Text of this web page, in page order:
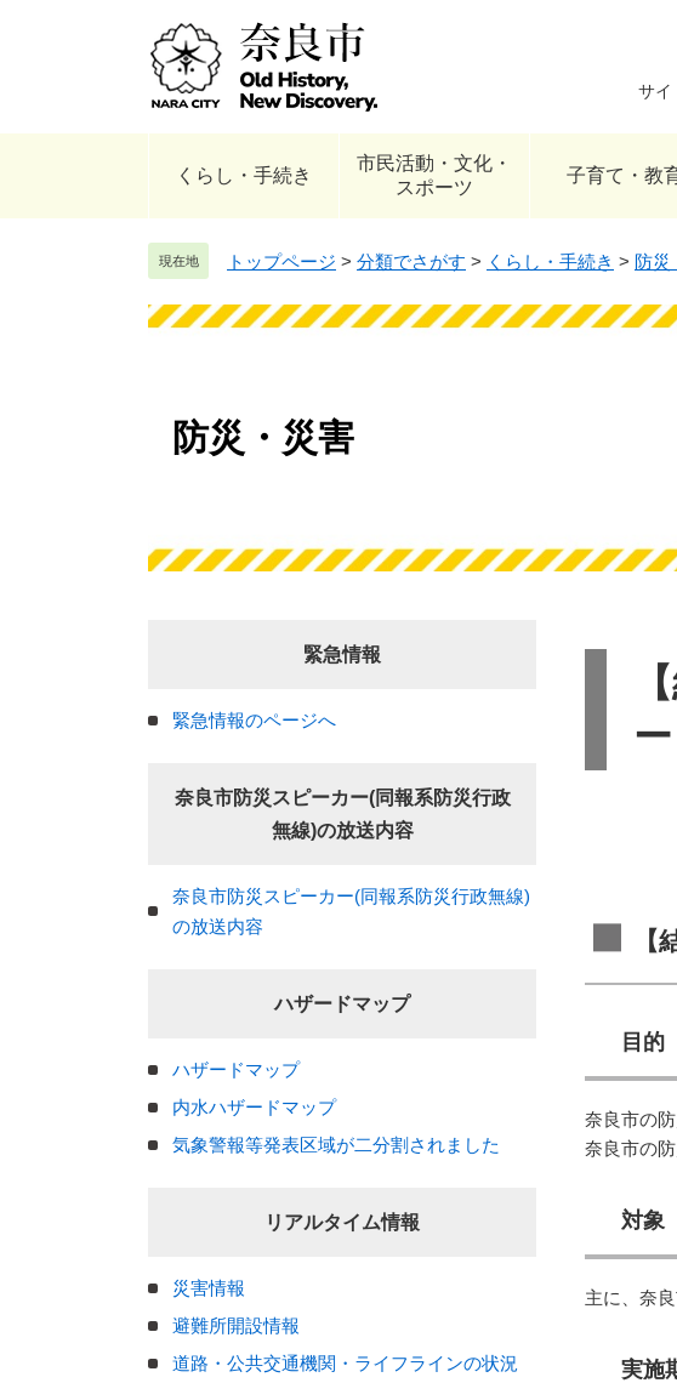
先
を
サイ
くらし・手続き
市民活動・文化・
スポーツ
子育て・教
現在地 トップページ > 分類でさがす > くらし・手続き > 防災
防災・災害
目的
奈良市の
奈良市の
対象
主に、奈
実施
緊急情報
緊急情報のページへ
奈良市防災スピーカー(同報系防災行政
無線)の放送内容
奈良市防災スピーカー(同報系防災行政無線)
の放送内容
ハザードマップ
ハザードマップ
内水ハザードマップ
気象警報等発表区域が二分割されました
リアルタイム情報
災害情報
避難所開設情報
道路・公共交通機関・ライフラインの状況